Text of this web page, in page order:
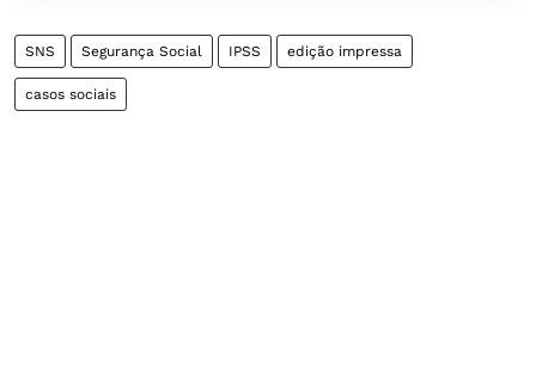
SNS Segurança Social IPSS edição impressa
casos sociais